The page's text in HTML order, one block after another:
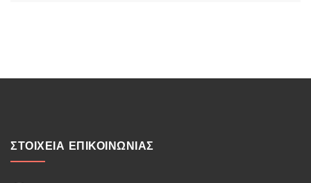
ΣΤΟΙΧΕΙΑ ΕΠΙΚΟΙΝΩΝΙΑΣ